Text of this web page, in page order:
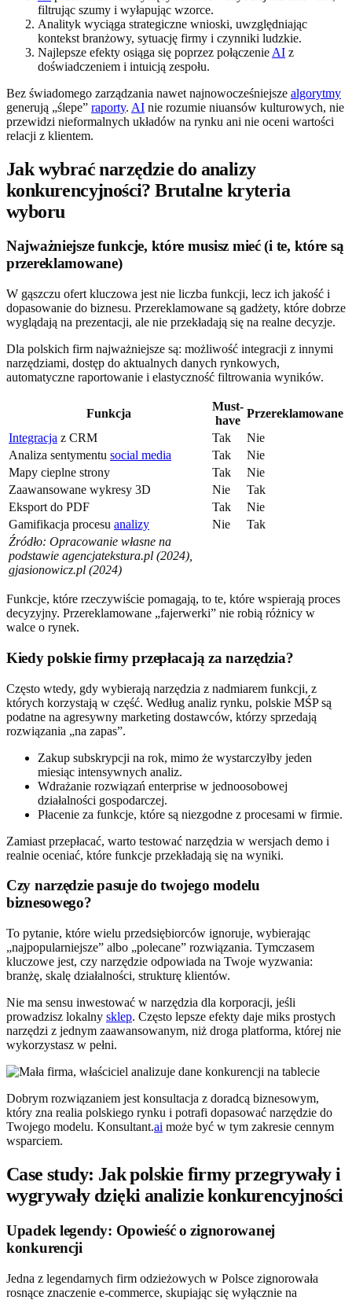
filtrując szumy i wyłapując wzorce.
Analityk wyciąga strategiczne wnioski, uwzględniając
kontekst branżowy, sytuację firmy i czynniki ludzkie.
Najlepsze efekty osiąga się poprzez połączenie AI z
doświadczeniem i intuicją zespołu.
Bez świadomego zarządzania nawet najnowocześniejsze algorytmy
generują „ślepe” raporty. AI nie rozumie niuansów kulturowych, nie
przewidzi nieformalnych układów na rynku ani nie oceni wartości
relacji z klientem.
Jak wybrać narzędzie do analizy
konkurencyjności? Brutalne kryteria
wyboru
Najważniejsze funkcje, które musisz mieć (i te, które są
przereklamowane)
W gąszczu ofert kluczowa jest nie liczba funkcji, lecz ich jakość i
dopasowanie do biznesu. Przereklamowane są gadżety, które dobrze
wyglądają na prezentacji, ale nie przekładają się na realne decyzje.
Dla polskich firm najważniejsze są: możliwość integracji z innymi
narzędziami, dostęp do aktualnych danych rynkowych,
automatyczne raportowanie i elastyczność filtrowania wyników.
Funkcja
Must-
have
Przereklamowane
Integracja z CRM Tak
Nie
Analiza sentymentu social media Tak
Nie
Mapy cieplne strony
Tak
Nie
Zaawansowane wykresy 3D
Nie
Tak
Eksport do PDF
Tak
Nie
Gamifikacja procesu analizy Nie
Tak
Źródło: Opracowanie własne na
podstawie agencjatekstura.pl (2024),
gjasionowicz.pl (2024)
Funkcje, które rzeczywiście pomagają, to te, które wspierają proces
decyzyjny. Przereklamowane „fajerwerki” nie robią różnicy w
walce o rynek.
Kiedy polskie firmy przepłacają za narzędzia?
Często wtedy, gdy wybierają narzędzia z nadmiarem funkcji, z
których korzystają w część. Według analiz rynku, polskie MŚP są
podatne na agresywny marketing dostawców, którzy sprzedają
rozwiązania „na zapas”.
Zakup subskrypcji na rok, mimo że wystarczyłby jeden
miesiąc intensywnych analiz.
Wdrażanie rozwiązań enterprise w jednoosobowej
działalności gospodarczej.
Płacenie za funkcje, które są niezgodne z procesami w firmie.
Zamiast przepłacać, warto testować narzędzia w wersjach demo i
realnie oceniać, które funkcje przekładają się na wyniki.
Czy narzędzie pasuje do twojego modelu
biznesowego?
To pytanie, które wielu przedsiębiorców ignoruje, wybierając
„najpopularniejsze” albo „polecane” rozwiązania. Tymczasem
kluczowe jest, czy narzędzie odpowiada na Twoje wyzwania:
branżę, skalę działalności, strukturę klientów.
Nie ma sensu inwestować w narzędzia dla korporacji, jeśli
prowadzisz lokalny sklep. Często lepsze efekty daje miks prostych
narzędzi z jednym zaawansowanym, niż droga platforma, której nie
wykorzystasz w pełni.
Dobrym rozwiązaniem jest konsultacja z doradcą biznesowym,
który zna realia polskiego rynku i potrafi dopasować narzędzie do
Twojego modelu. Konsultant.ai może być w tym zakresie cennym
wsparciem.
Case study: Jak polskie firmy przegrywały i
wygrywały dzięki analizie konkurencyjności
Upadek legendy: Opowieść o zignorowanej
konkurencji
Jedna z legendarnych firm odzieżowych w Polsce zignorowała
rosnące znaczenie e-commerce, skupiając się wyłącznie na